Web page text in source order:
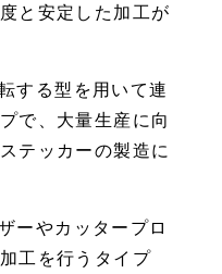
と安定した加工が
する型を用いて連
で、大量生産に向
テッカーの製造に
ーやカッタープロ
工を行うタイプ